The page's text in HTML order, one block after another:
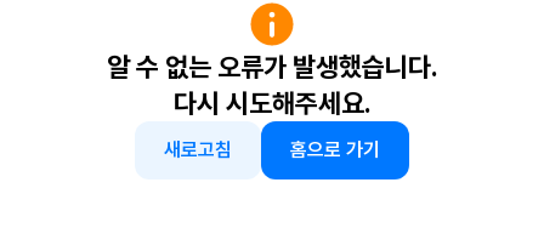
알 수 없는 오류가 발생했습니다.
다시 시도해주세요.
새로고침 홈으로 가기